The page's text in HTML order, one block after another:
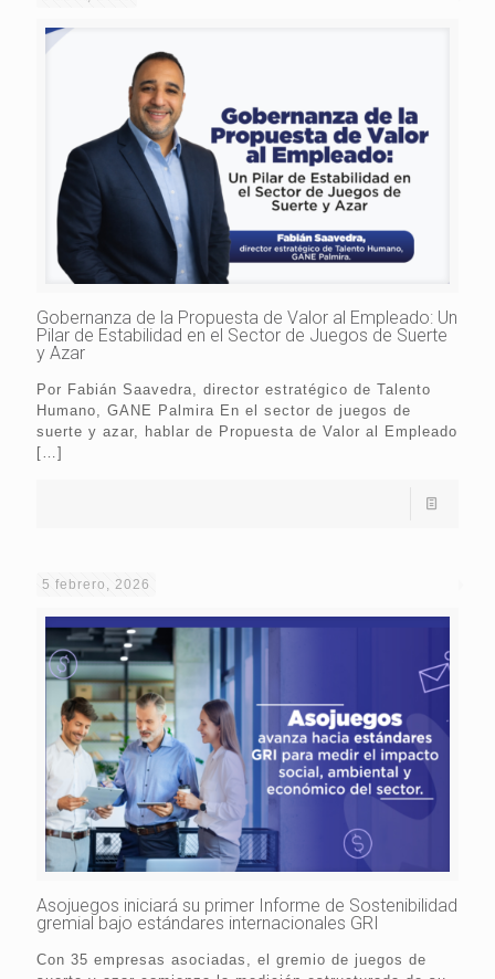
Gobernanza de la Propuesta de Valor al Empleado: Un
Pilar de Estabilidad en el Sector de Juegos de Suerte
y Azar
Por Fabián Saavedra, director estratégico de Talento
Humano, GANE Palmira En el sector de juegos de
suerte y azar, hablar de Propuesta de Valor al Empleado
[…]
5 febrero, 2026
Asojuegos iniciará su primer Informe de Sostenibilidad
gremial bajo estándares internacionales GRI
Con 35 empresas asociadas, el gremio de juegos de